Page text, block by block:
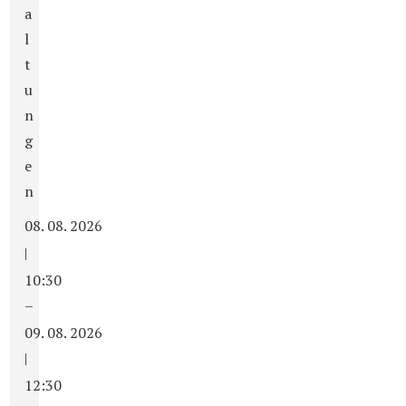
a
l
t
u
n
g
e
n
08. 08. 2026
|
10:30
–
09. 08. 2026
|
12:30